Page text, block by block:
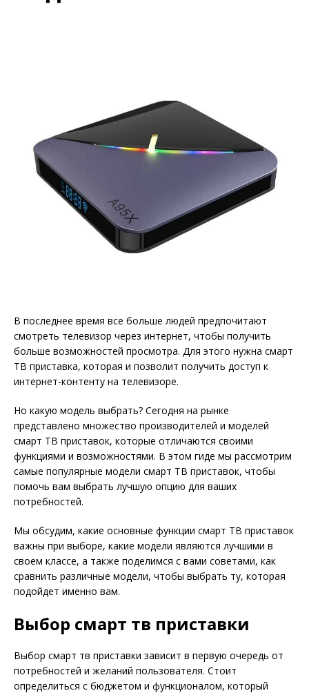
В последнее время все больше людей предпочитают
смотреть телевизор через интернет, чтобы получить
больше возможностей просмотра. Для этого нужна смарт
ТВ приставка, которая и позволит получить доступ к
интернет-контенту на телевизоре.
Но какую модель выбрать? Сегодня на рынке
представлено множество производителей и моделей
смарт ТВ приставок, которые отличаются своими
функциями и возможностями. В этом гиде мы рассмотрим
самые популярные модели смарт ТВ приставок, чтобы
помочь вам выбрать лучшую опцию для ваших
потребностей.
Мы обсудим, какие основные функции смарт ТВ приставок
важны при выборе, какие модели являются лучшими в
своем классе, а также поделимся с вами советами, как
сравнить различные модели, чтобы выбрать ту, которая
подойдет именно вам.
Выбор смарт тв приставки
Выбор смарт тв приставки зависит в первую очередь от
потребностей и желаний пользователя. Стоит
определиться с бюджетом и функционалом, который